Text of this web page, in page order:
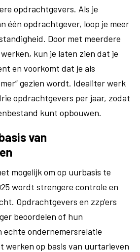
opdrachtgevers. Als je
één opdrachtgever, loop je meer
Door met meerdere
kun je laten zien dat je
en voorkomt dat je als
gezien wordt. Idealiter werk
opdrachtgevers per jaar, zodat
kunt opbouwen.
van
mogelijk om op uurbasis te
wordt strengere controle en
Opdrachtgevers en zzp'ers
beoordelen of hun
echte ondernemersrelatie
werken op basis van uurtarieven